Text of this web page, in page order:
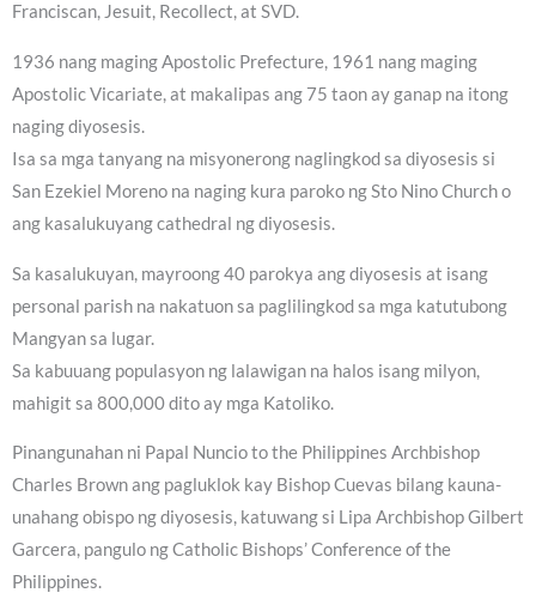
Franciscan, Jesuit, Recollect, at SVD.
1936 nang maging Apostolic Prefecture, 1961 nang maging
Apostolic Vicariate, at makalipas ang 75 taon ay ganap na itong
naging diyosesis.
Isa sa mga tanyang na misyonerong naglingkod sa diyosesis si
San Ezekiel Moreno na naging kura paroko ng Sto Nino Church o
ang kasalukuyang cathedral ng diyosesis.
Sa kasalukuyan, mayroong 40 parokya ang diyosesis at isang
personal parish na nakatuon sa paglilingkod sa mga katutubong
Mangyan sa lugar.
Sa kabuuang populasyon ng lalawigan na halos isang milyon,
mahigit sa 800,000 dito ay mga Katoliko.
Pinangunahan ni Papal Nuncio to the Philippines Archbishop
Charles Brown ang pagluklok kay Bishop Cuevas bilang kauna-
unahang obispo ng diyosesis, katuwang si Lipa Archbishop Gilbert
Garcera, pangulo ng Catholic Bishops’ Conference of the
Philippines.